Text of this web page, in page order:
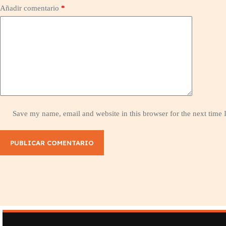
Añadir comentario *
Save my name, email and website in this browser for the next time
PUBLICAR COMENTARIO